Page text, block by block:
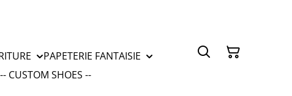
PAPETERIE FANTAISIE
-- CUSTOM SHOES --